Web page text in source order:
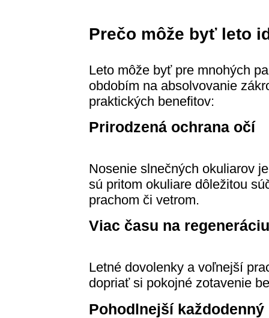
Prečo môže byť leto
Leto môže byť pre mnohých
obdobím na absolvovanie
praktických benefitov:
Prirodzená ochrana očí
Nosenie slnečných okuliarov
sú pritom okuliare dôležitou
prachom či vetrom.
Viac času na regeneráciu
Letné dovolenky a voľnejší
dopriať si pokojné zotavenie
Pohodlnejší každodenný